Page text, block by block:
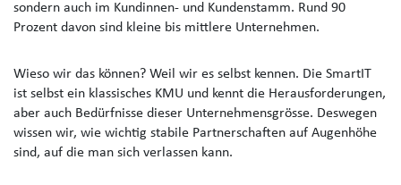
sondern auch im Kundinnen- und Kundenstamm. Rund 90
Prozent davon sind kleine bis mittlere Unternehmen.
Wieso wir das können? Weil wir es selbst kennen. Die SmartIT
ist selbst ein klassisches KMU und kennt die Herausforderungen,
aber auch Bedürfnisse dieser Unternehmensgrösse. Deswegen
wissen wir, wie wichtig stabile Partnerschaften auf Augenhöhe
sind, auf die man sich verlassen kann.